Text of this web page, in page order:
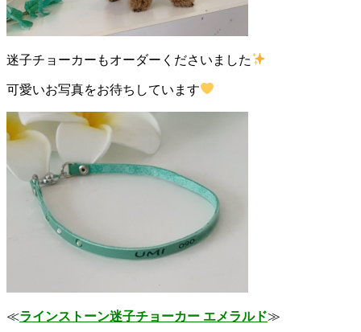
迷子チョーカーもオーダーくださいました
可愛いお写真をお待ちしています
≪ラインストーン迷子チョーカー エメラルド≫